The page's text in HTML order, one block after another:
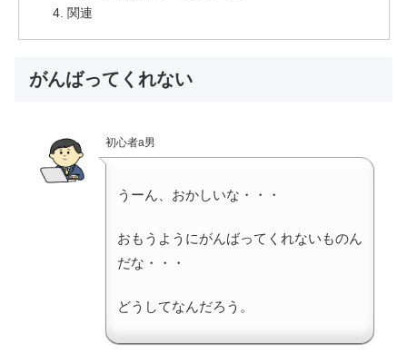
関連
がんばってくれない
初心者a男
うーん、おかしいな・・・
おもうようにがんばってくれないものん
だな・・・
どうしてなんだろう。